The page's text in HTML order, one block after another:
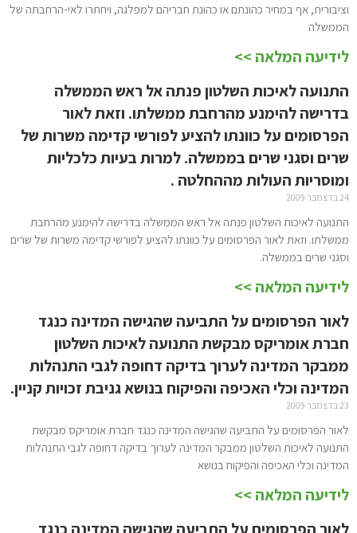
וציבורית, אף במחיר כהונתם או כהונת חבריהם למפלגה, ויחתרו לאי-הרחבתה של
הממשלה
לידיעה המלאה >>
התנועה לאיכות השלטון פנתה אל ראש הממשלה
בדרישה להימנע מהרחבת ממשלתו. וזאת לאור
הפרסומים על כוונתו להציע לפורשי קדימה משרות של
שרים וסגני שרים בממשלה. למרות בעיות כלכליות
ומוסריות העולות מההחלטה .
24 בדצמבר 2009
התנועה לאיכות השלטון פנתה אל ראש הממשלה בדרישה להימנע מהרחבת
ממשלתו. וזאת לאור הפרסומים על כוונתו להציע לפורשי קדימה משרות של שרים
וסגני שרים בממשלה.
לידיעה המלאה >>
לאור הפרסומים על התביעה שהגישה המדינה כנגד
חברת אומריקס מבקשת התנועה לאיכות השלטון
ממבקר המדינה לערוך בדיקה דחופה לגבי התנהלות
המדינה וכלי האכיפה והפיקוח בנושא גניבת זכויות קניין.
23 בדצמבר 2009
לאור הפרסומים על התביעה שהגישה המדינה כנגד חברת אומריקס מבקשת
התנועה לאיכות השלטון ממבקר המדינה לערוך בדיקה דחופה לגבי התנהלות
המדינה וכלי האכיפה והפיקוח בנושא
לידיעה המלאה >>